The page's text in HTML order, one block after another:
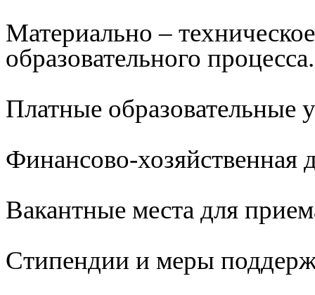
Материально –
образовательного
Платные образовательные
Финансово-хозяйственная
Вакантные места для
Стипендии и меры